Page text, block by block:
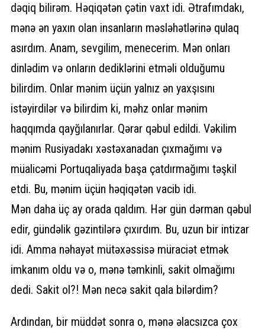
dəqiq bilirəm. Həqiqətən çətin vaxt idi. Ətrafımdakı,
mənə ən yaxın olan insanların məsləhətlərinə qulaq
asırdım. Anam, sevgilim, menecerim. Mən onları
dinlədim və onların dediklərini etməli olduğumu
bilirdim. Onlar mənim üçün yalnız ən yaxşısını
istəyirdilər və bilirdim ki, məhz onlar mənim
haqqımda qayğılanırlar. Qərar qəbul edildi. Vəkilim
mənim Rusiyadakı xəstəxanadan çıxmağımı və
müalicəmi Portuqaliyada başa çatdırmağımı təşkil
etdi. Bu, mənim üçün həqiqətən vacib idi.
Mən daha üç ay orada qaldım. Hər gün dərman qəbul
edir, gündəlik gəzintilərə çıxırdım. Bu, uzun bir intizar
idi. Amma nəhayət mütəxəssisə müraciət etmək
imkanım oldu və o, mənə təmkinli, sakit olmağımı
dedi. Sakit ol?! Mən necə sakit qala bilərdim?
Ardından, bir müddət sonra o, mənə əlacsızca çox